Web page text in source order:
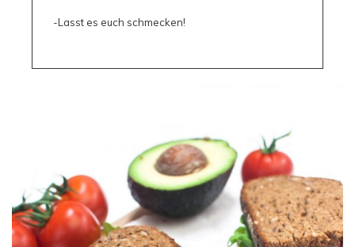
-Lasst es euch schmecken!